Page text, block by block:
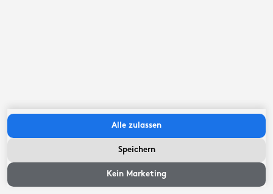
Kein Marketing
Speichern
Alle zulassen